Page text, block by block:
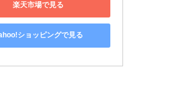
楽天市場で見る
ショッピングで見る